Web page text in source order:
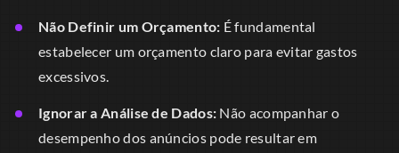
Não Definir um Orçamento: É fundamental
estabelecer um orçamento claro para evitar gastos
excessivos.
Ignorar a Análise de Dados: Não acompanhar o
desempenho dos anúncios pode resultar em